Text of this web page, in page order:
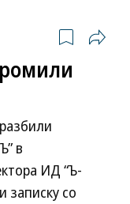
в
ИД “Ъ-
записку со